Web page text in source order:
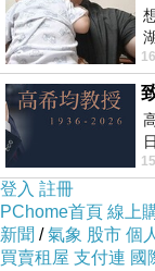
商品訊息功能:
商品訊息描述:
商品訊息簡述:
《十九號二手
背手提包
登入 註冊
PChome首頁 線上
新聞 /氣象 股市 個
買賣租屋 支付連 國